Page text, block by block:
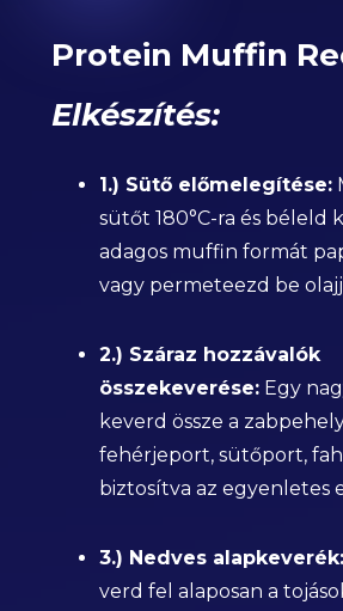
Protein Muffin
Elkészítés:
1.) Sütő előmelegítése:
sütőt 180°C-ra és béleld
adagos muffin formát
vagy permeteezd be
2.) Száraz hozzávalók
összekeverése:Egy
keverd össze a
fehérjeport, sütőport,
biztosítva az egyenletes
3.) Nedves alapkeverék:
verd fel alaposan a